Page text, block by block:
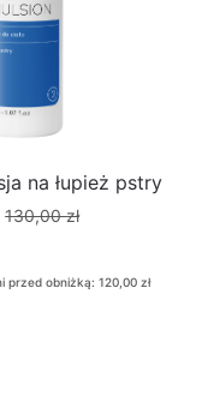
na łupież pstry
130,00zł
przed obniżką:120,00zł